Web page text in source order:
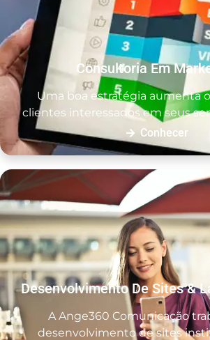
Consultoria Em
Uma boa estratégia aumenta
clientes interessados em seus
Conhecer
Desenvolvimento De Sites &
A Ange360 Comunicação
desenvolvimento de sites